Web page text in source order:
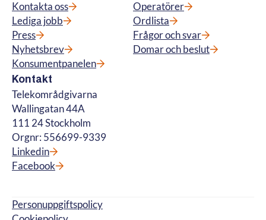
Kontakta oss
Lediga jobb
Press
Nyhetsbrev
Konsumentpanelen
Operatörer
Ordlista
Frågor och svar
Domar och beslut
Kontakt
Telekområdgivarna
Wallingatan 44A
111 24 Stockholm
Orgnr: 556699-9339
Linkedin
Facebook
Personuppgiftspolicy